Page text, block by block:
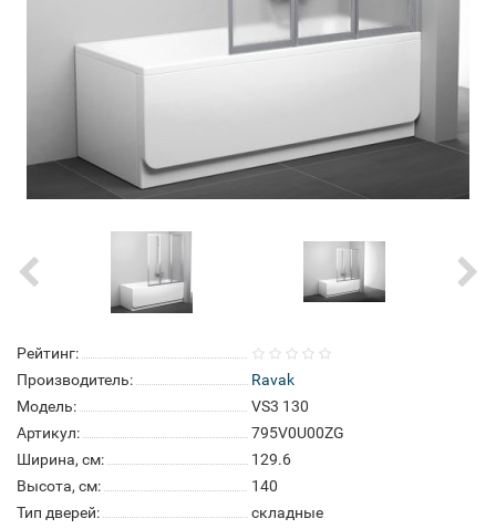
Рейтинг:
Производитель:
Ravak
Модель:
VS3 130
Артикул:
795V0U00ZG
Ширина, см:
129.6
Высота, см:
140
Тип дверей:
складные